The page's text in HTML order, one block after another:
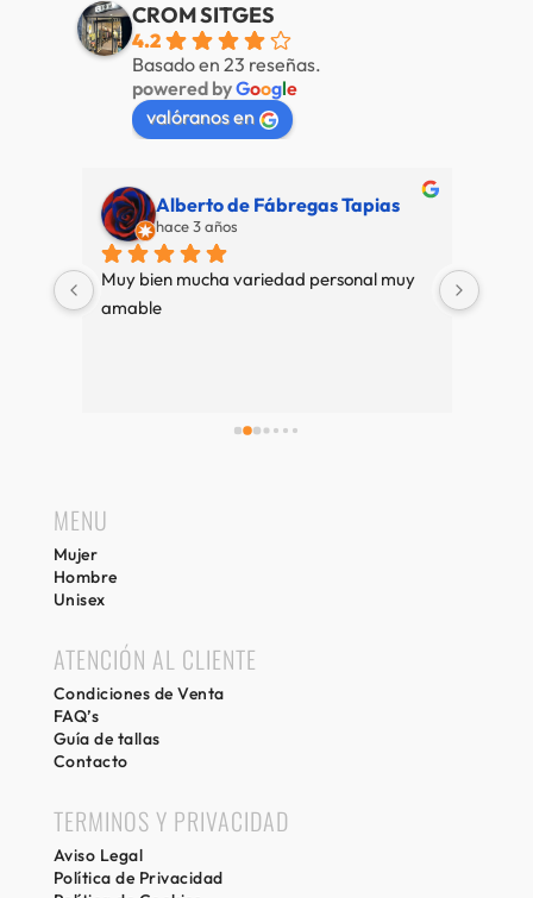
CROM SITGES
4.2
Basado en 23 reseñas.
powered byGoogle
valóranos en
Alberto de Fábregas Tapias
hace 3 años
Muy bien mucha variedad personal muy
amable
MENU
Mujer
Hombre
Unisex
ATENCIÓN AL CLIENTE
Condiciones de Venta
FAQ’s
Guía de tallas
Contacto
TERMINOS Y PRIVACIDAD
Aviso Legal
Política de Privacidad